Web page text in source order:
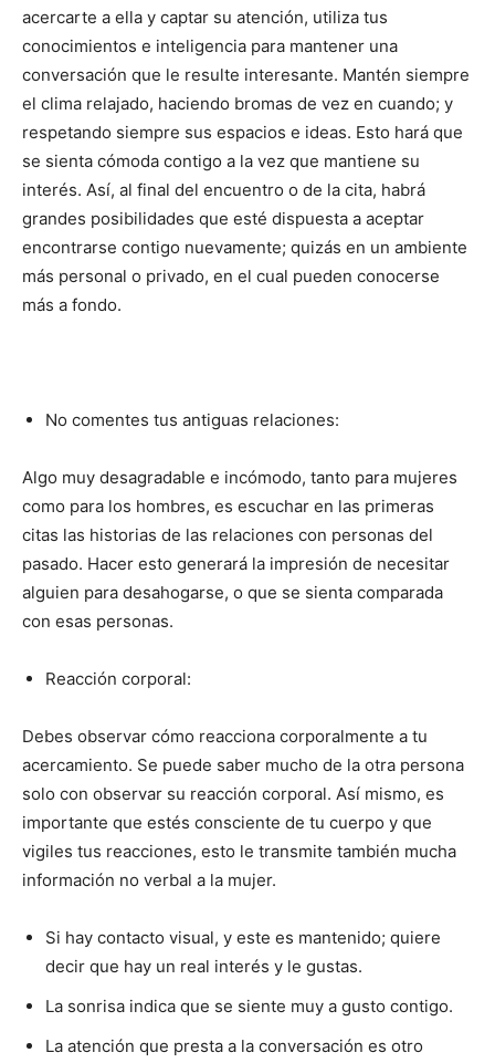
acercarte a ella y captar su atención, utiliza tus
conocimientos e inteligencia para mantener una
conversación que le resulte interesante. Mantén siempre
el clima relajado, haciendo bromas de vez en cuando; y
respetando siempre sus espacios e ideas. Esto hará que
se sienta cómoda contigo a la vez que mantiene su
interés. Así, al final del encuentro o de la cita, habrá
grandes posibilidades que esté dispuesta a aceptar
encontrarse contigo nuevamente; quizás en un ambiente
más personal o privado, en el cual pueden conocerse
más a fondo.
No comentes tus antiguas relaciones:
Algo muy desagradable e incómodo, tanto para mujeres
como para los hombres, es escuchar en las primeras
citas las historias de las relaciones con personas del
pasado. Hacer esto generará la impresión de necesitar
alguien para desahogarse, o que se sienta comparada
con esas personas.
Reacción corporal:
Debes observar cómo reacciona corporalmente a tu
acercamiento. Se puede saber mucho de la otra persona
solo con observar su reacción corporal. Así mismo, es
importante que estés consciente de tu cuerpo y que
vigiles tus reacciones, esto le transmite también mucha
información no verbal a la mujer.
Si hay contacto visual, y este es mantenido; quiere
decir que hay un real interés y le gustas.
La sonrisa indica que se siente muy a gusto contigo.
La atención que presta a la conversación es otro